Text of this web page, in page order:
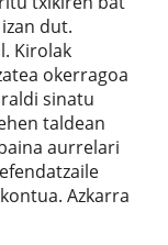
dut.
Kirolak
okerragoa
sinatu
taldean
aurrelari
Azkarra